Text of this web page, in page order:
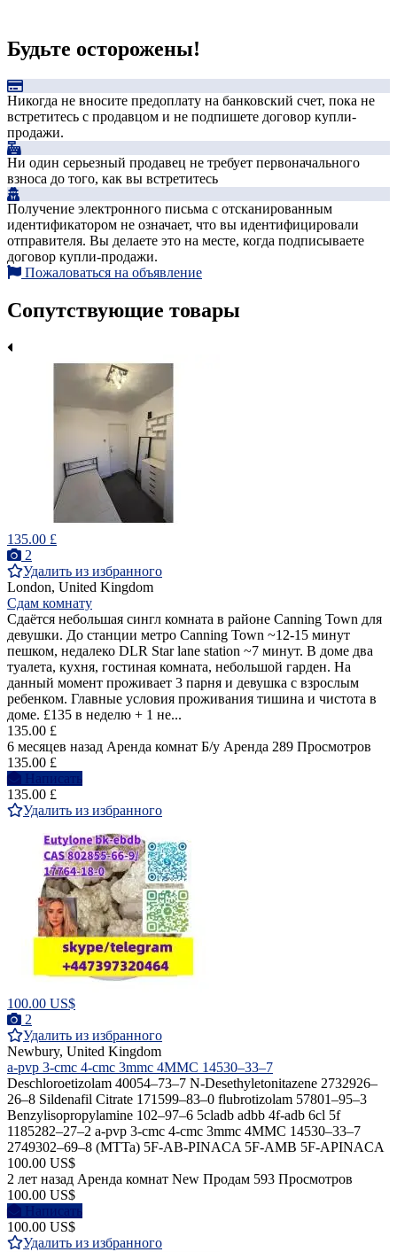
Будьте осторожены!
Никогда не вносите предоплату на банковский счет, пока не
встретитесь с продавцом и не подпишете договор купли-
продажи.
Ни один серьезный продавец не требует первоначального
взноса до того, как вы встретитесь
Получение электронного письма с отсканированным
идентификатором не означает, что вы идентифицировали
отправителя. Вы делаете это на месте, когда подписываете
договор купли-продажи.
Пожаловаться на объявление
Сопутствующие товары
135.00 £
2
Удалить из избранного
London, United Kingdom
Сдам комнату
Сдаётся небольшая сингл комната в районе Canning Town для
девушки. До станции метро Canning Town ~12-15 минут
пешком, недалеко DLR Star lane station ~7 минут. В доме два
туалета, кухня, гостиная комната, небольшой гарден. На
данный момент проживает 3 парня и девушка с взрослым
ребенком. Главные условия проживания тишина и чистота в
доме. £135 в неделю + 1 не...
135.00 £
6 месяцев назад Аренда комнат Б/у Аренда 289 Просмотров
135.00 £
Написать
135.00 £
Удалить из избранного
100.00 US$
2
Удалить из избранного
Newbury, United Kingdom
a-pvp 3-cmc 4-cmc 3mmc 4MMC 14530–33–7
Deschloroetizolam 40054–73–7 N-Desethyletonitazene 2732926–
26–8 Sildenafil Citrate 171599–83–0 flubrotizolam 57801–95–3
Benzylisopropylamine 102–97–6 5cladb adbb 4f-adb 6cl 5f
1185282–27–2 a-pvp 3-cmc 4-cmc 3mmc 4MMC 14530–33–7
2749302–69–8 (MTTa) 5F-AB-PINACA 5F-AMB 5F-APINACA
100.00 US$
2 лет назад Аренда комнат New Продам 593 Просмотров
100.00 US$
Написать
100.00 US$
Удалить из избранного